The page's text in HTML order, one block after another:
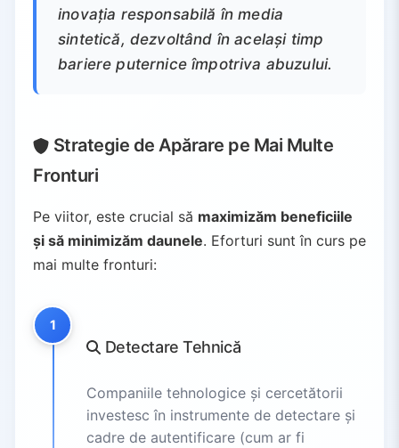
inovația responsabilă în media
sintetică, dezvoltând în același timp
bariere puternice împotriva abuzului.
Strategie de Apărare pe Mai Multe
Fronturi
Pe viitor, este crucial să maximizăm beneficiile
și să minimizăm daunele. Eforturi sunt în curs pe
mai multe fronturi:
1
Detectare Tehnică
Companiile tehnologice și cercetătorii
investesc în instrumente de detectare și
cadre de autentificare (cum ar fi